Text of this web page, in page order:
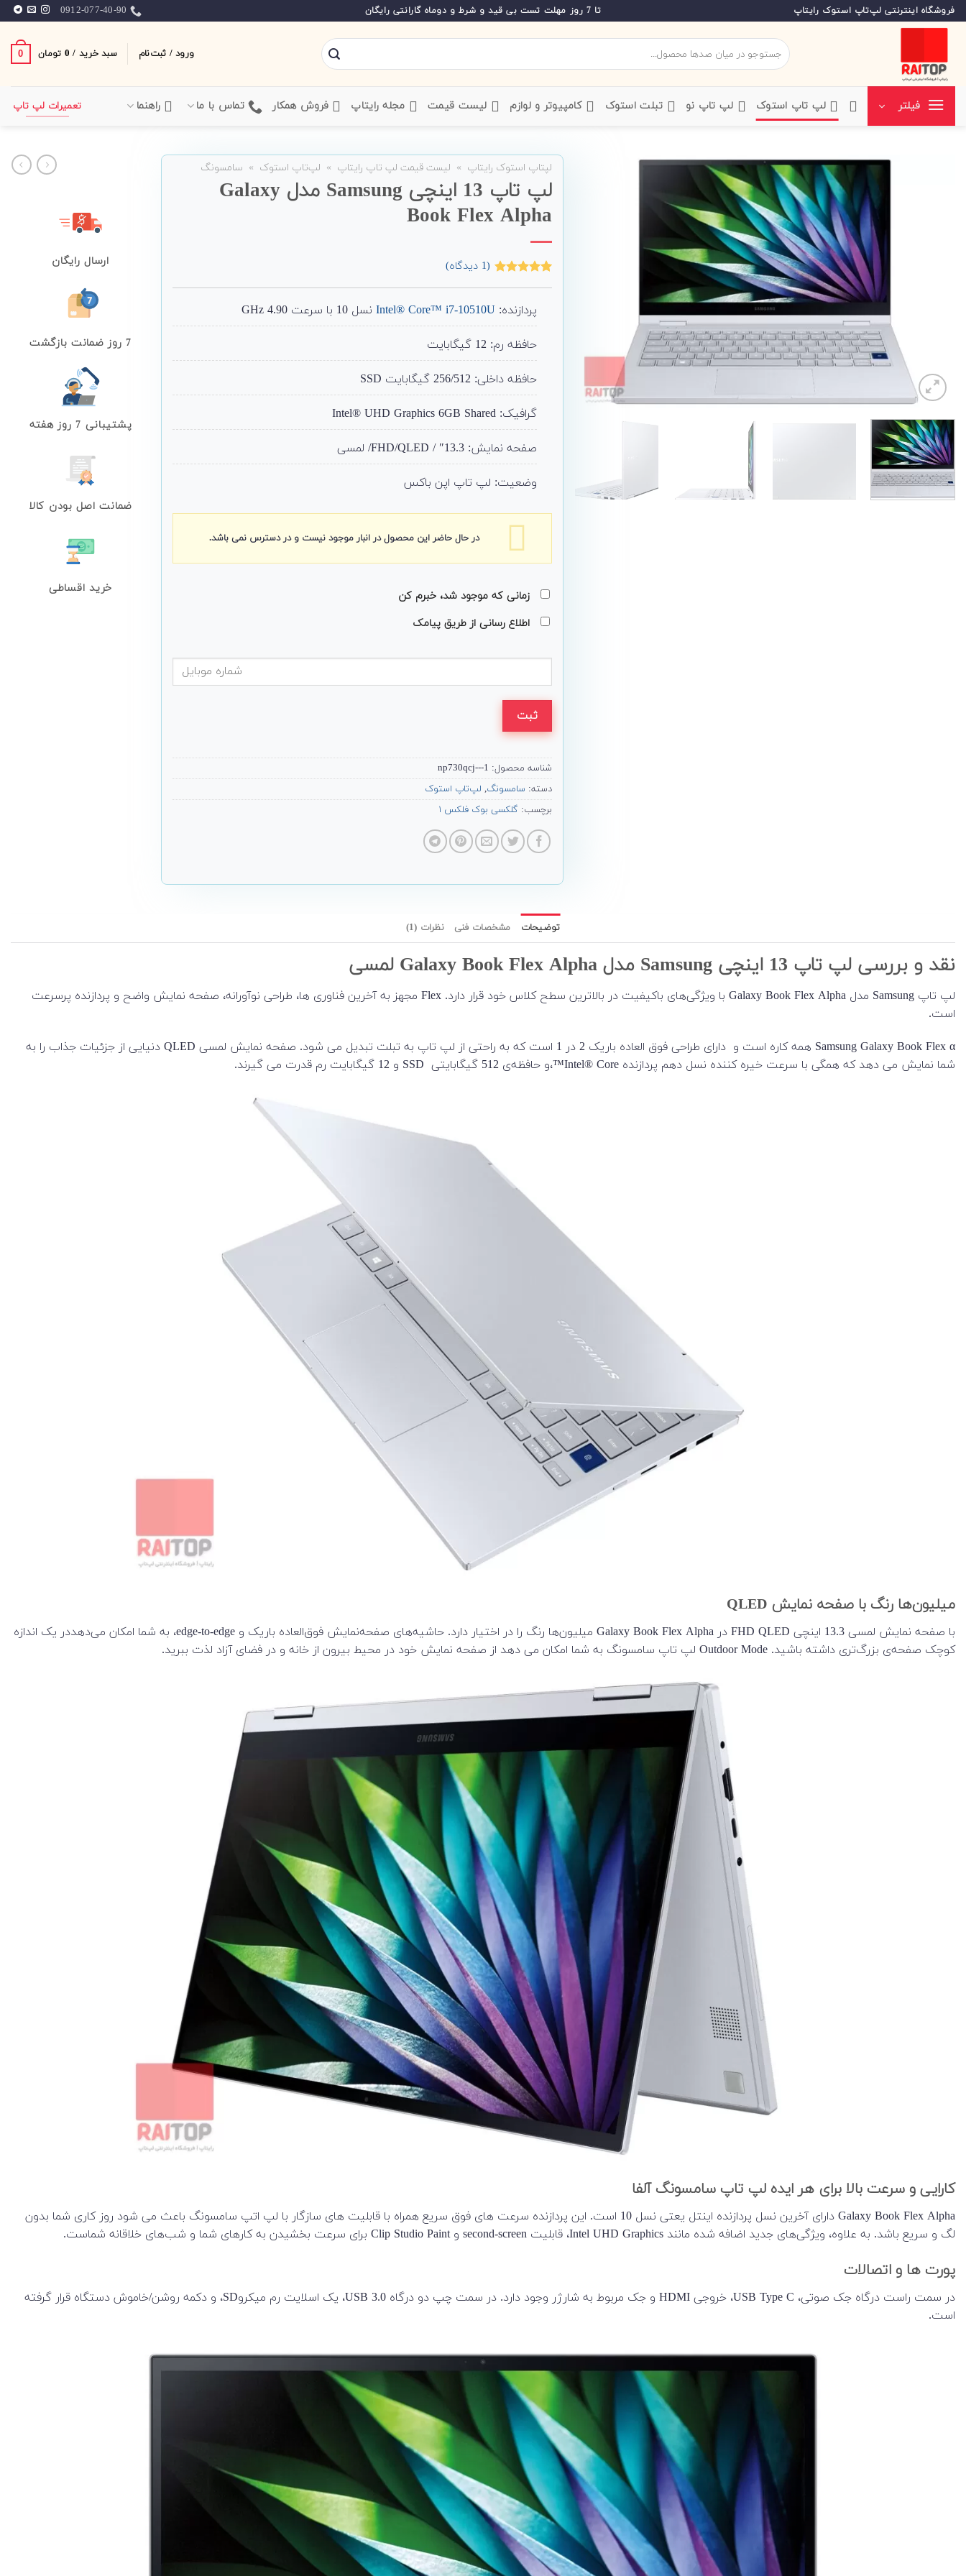
Skip
to
فروشگاه اینترنتی لپ‌تاپ استوک رایتاپ تا 7 روز مهلت تست بی قید و شرط و دوماه گارانتی رایگان 0912-077-40-90
جستجو
برای:
ورود / ثبت‌نام سبد خرید / 0 تومان 0
فیلتر ‌لپ تاپ استوک ‌لپ تاپ نو ‌ تبلت استوک ‌ کامپیوتر و لوازم ‌ لیست قیمت ‌ مجله رایتاپ فروش همکار تماس با ما راهنما تعمیرات لپ تاپ
لپتاپ استوک رایتاپ » لیست قیمت لپ تاپ رایتاپ » لپ‌تاپ استوک » سامسونگ
لپ تاپ 13 اینچی Samsung مدل Galaxy
Book Flex Alpha
مشتری
(
1 دیدگاه)
پردازنده: Intel® Core™ i7-10510Uنسل 10 با سرعت 4.90 GHz
حافظه رم: 12 گیگابایت
حافظه داخلی: 256/512 گیگابایت SSD
گرافیک: Intel® UHD Graphics 6GB Shared
صفحه نمایش: 13.3″ / FHD/QLED/ لمسی
وضعیت: لپ تاپ اپن باکس
در حال حاضر این محصول در انبار موجود نیست و در دسترس نمی باشد.
زمانی که موجود شد، خبرم کن
اطلاع رسانی از طریق پیامک
ثبت
شناسه محصول: np730qcj---1
دسته: سامسونگ, لپ‌تاپ استوک
برچسب: گلکسی بوک فلکس ۱
ارسال رایگان
7 روز ضمانت بازگشت
پشتیبانی 7 روز هفته
ضمانت اصل بودن کالا
خرید اقساطی
توضیحات مشخصات فنی نظرات (1)
نقد و بررسی لپ تاپ 13 اینچی Samsung مدل Galaxy Book Flex Alpha لمسی
لپ تاپ Samsung مدل Galaxy Book Flex Alpha با ویژگی‌های باکیفیت در بالاترین سطح کلاس خود قرار دارد. Flex مجهز به آخرین فناوری ها، طراحی نوآورانه، صفحه نمایش واضح و پردازنده پرسرعت
است.
Samsung Galaxy Book Flex α همه کاره است و دارای طراحی فوق العاده باریک 2 در 1 است که به راحتی از لپ تاپ به تبلت تبدیل می شود. صفحه نمایش لمسی QLED دنیایی از جزئیات جذاب را به
شما نمایش می دهد که همگی با سرعت خیره کننده نسل دهم پردازنده Intel® Core™،و حافظه‌ی 512 گیگابایتی SSD و 12 گیگابایت رم قدرت می گیرند.
میلیون‌ها رنگ با صفحه نمایش QLED
با صفحه نمایش لمسی 13.3 اینچی FHD QLED در Galaxy Book Flex Alpha میلیون‌ها رنگ را در اختیار دارد. حاشیه‌های صفحه‌نمایش فوق‌العاده باریک و edge-to-edge، به شما امکان می‌دهددر یک اندازه
کوچک صفحه‌ی بزرگ‌تری داشته باشید. Outdoor Mode لپ تاپ سامسونگ به شما امکان می دهد از صفحه نمایش خود در محیط بیرون از خانه و در فضای آزاد لذت ببرید.
کارایی و سرعت بالا برای هر ایده‌ لپ تاپ سامسونگ آلفا
Galaxy Book Flex Alpha دارای آخرین نسل پردازنده اینتل یعتی نسل 10 است. این پردازنده سرعت های فوق سریع همراه با قابلیت های سازگار با لپ اتپ سامسونگ باعث می شود روز کاری شما بدون
لگ و سریع باشد. به علاوه، ویژگی‌های جدید اضافه شده مانند Intel UHD Graphics، قابلیت second-screen و Clip Studio Paint برای سرعت بخشیدن به کارهای شما و شب‌های خلاقانه شماست.
پورت ها و اتصالات
در سمت راست درگاه جک صوتی، USB Type C، خروجی HDMI و جک مربوط به شارژر وجود دارد. در سمت چپ دو درگاه USB 3.0، یک اسلایت رم میکروSD، و دکمه روشن/خاموش دستگاه قرار گرفته
است.